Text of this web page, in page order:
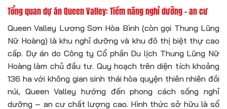
Tổng quan dự án Queen Valley: Tiềm năng nghỉ dưỡng – an cư
Queen Valley Lương Sơn Hòa Bình (còn gọi Thung Lũng
Nữ Hoàng) là khu nghỉ dưỡng và khu đô thị biệt thự cao
cấp. Dự án do Công ty Cổ phần Du lịch Thung Lũng Nữ
Hoàng làm chủ đầu tư. Quy hoạch trên diện tích khoảng
136 ha với không gian sinh thái hòa quyện thiên nhiên đồi
núi, Queen Valley hướng đến phong cách sống nghỉ
dưỡng – an cư chất lượng cao. Hình thức sở hữu là sổ